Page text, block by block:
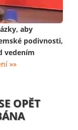
aby
podivnosti,
vedením
»»
OPĚT